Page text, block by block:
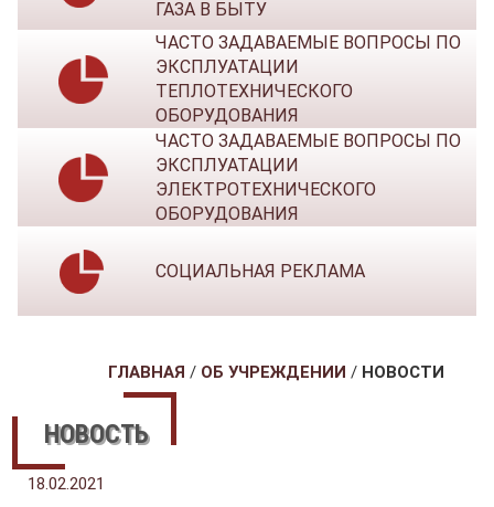
ГАЗА В БЫТУ
ЧАСТО ЗАДАВАЕМЫЕ ВОПРОСЫ ПО
ЭКСПЛУАТАЦИИ
ТЕПЛОТЕХНИЧЕСКОГО
ОБОРУДОВАНИЯ
ЧАСТО ЗАДАВАЕМЫЕ ВОПРОСЫ ПО
ЭКСПЛУАТАЦИИ
ЭЛЕКТРОТЕХНИЧЕСКОГО
ОБОРУДОВАНИЯ
СОЦИАЛЬНАЯ РЕКЛАМА
ГЛАВНАЯ / ОБ УЧРЕЖДЕНИИ / НОВОСТИ
НОВОСТЬ
18.02.2021